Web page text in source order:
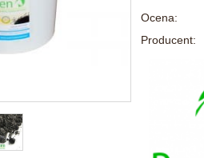
Ocena:
Producent: